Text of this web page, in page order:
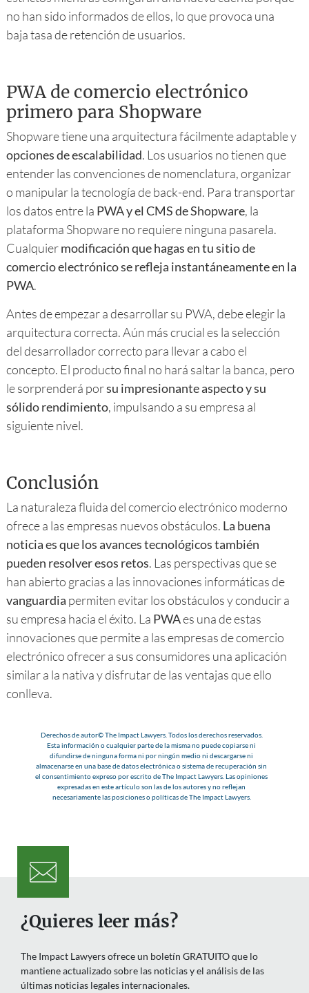
no han sido informados de ellos, lo que provoca una
baja tasa de retención de usuarios.
PWA de comercio electrónico
primero para Shopware
Shopware tiene una arquitectura fácilmente adaptable y
opciones de escalabilidad. Los usuarios no tienen que
entender las convenciones de nomenclatura, organizar
o manipular la tecnología de back-end. Para transportar
los datos entre la PWA y el CMS de Shopware, la
plataforma Shopware no requiere ninguna pasarela.
Cualquiermodificación que hagas en tu sitio de
comercio electrónico se refleja instantáneamente en la
PWA.
Antes de empezar a desarrollar su PWA, debe elegir la
arquitectura correcta. Aún más crucial es la selección
del desarrollador correcto para llevar a cabo el
concepto. El producto final no hará saltar la banca, pero
le sorprenderá porsu impresionante aspecto y su
sólido rendimiento, impulsando a su empresa al
siguiente nivel.
Conclusión
La naturaleza fluida del comercio electrónico moderno
ofrece a las empresas nuevos obstáculos. La buena
noticia es que los avances tecnológicos también
pueden resolver esos retos. Las perspectivas que se
han abierto gracias a las innovaciones informáticas de
vanguardia permiten evitar los obstáculos y conducir a
su empresa hacia el éxito. La PWAes una de estas
innovaciones que permite a las empresas de comercio
electrónico ofrecer a sus consumidores una aplicación
similar a la nativa y disfrutar de las ventajas que ello
conlleva.
Derechos de autor© The Impact Lawyers. Todos los derechos reservados.
Esta información o cualquier parte de la misma no puede copiarse ni
difundirse de ninguna forma ni por ningún medio ni descargarse ni
almacenarse en una base de datos electrónica o sistema de recuperación sin
el consentimiento expreso por escrito de The Impact Lawyers. Las opiniones
expresadas en este artículo son las de los autores y no reflejan
necesariamente las posiciones o políticas de The Impact Lawyers.
¿Quieres leer más?
The Impact Lawyers ofrece un boletín GRATUITO que lo
mantiene actualizado sobre las noticias y el análisis de las
últimas noticias legales internacionales.